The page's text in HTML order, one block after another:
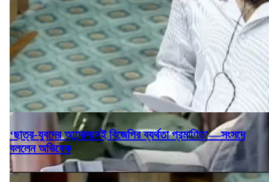
‘ছাত্র-যুবদের আন্দোলনেই বিজেপির ব্যর্থতা প্রমাণিত’—সংসদে
বললেন অভিষেক